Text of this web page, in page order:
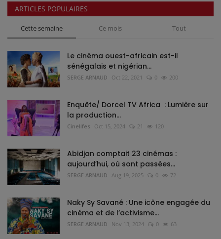
ARTICLES POPULAIRES
Cette semaine Ce mois Tout
Le cinéma ouest-africain est-il
sénégalais et nigérian...
SERGE ARNAUD Oct 22, 2021 0 200
Enquête/ Dorcel TV Africa : Lumière sur
la production...
Cinelifes Oct 15, 2024 21 120
Abidjan comptait 23 cinémas :
aujourd’hui, où sont passées...
SERGE ARNAUD Aug 19, 2025 0 72
Naky Sy Savané : Une icône engagée du
cinéma et de l’activisme...
SERGE ARNAUD Nov 13, 2024 0 63